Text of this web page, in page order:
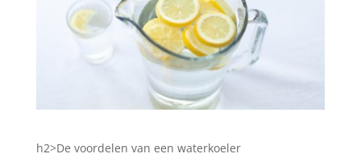
h2>De voordelen van een waterkoeler